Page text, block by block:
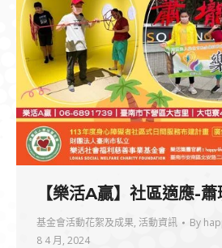
【樂活A贏】社區適應-
基金會活動花絮及成果, 活動資訊 By
8 4 月, 2024